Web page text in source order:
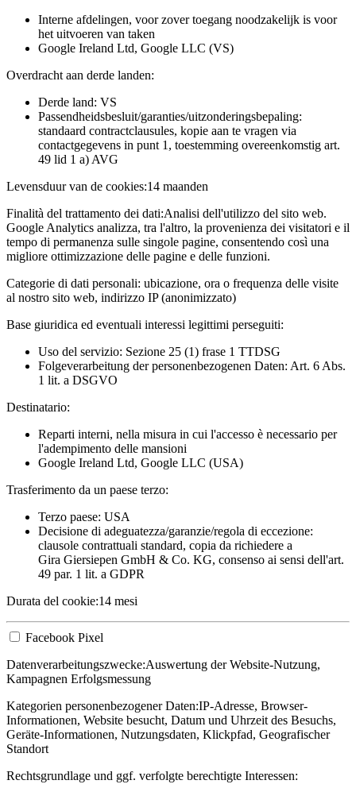
Interne afdelingen, voor zover toegang noodzakelijk is voor
het uitvoeren van taken
Google Ireland Ltd, Google LLC (VS)
Overdracht aan derde landen:
Derde land: VS
Passendheidsbesluit/garanties/uitzonderingsbepaling:
standaard contractclausules, kopie aan te vragen via
contactgegevens in punt 1, toestemming overeenkomstig art.
49 lid 1 a) AVG
Levensduur van de cookies:14 maanden
Finalità del trattamento dei dati:Analisi dell'utilizzo del sito web.
Google Analytics analizza, tra l'altro, la provenienza dei visitatori e il
tempo di permanenza sulle singole pagine, consentendo così una
migliore ottimizzazione delle pagine e delle funzioni.
Categorie di dati personali: ubicazione, ora o frequenza delle visite
al nostro sito web, indirizzo IP (anonimizzato)
Base giuridica ed eventuali interessi legittimi perseguiti:
Uso del servizio: Sezione 25 (1) frase 1 TTDSG
Folgeverarbeitung der personenbezogenen Daten: Art. 6 Abs.
1 lit. a DSGVO
Destinatario:
Reparti interni, nella misura in cui l'accesso è necessario per
l'adempimento delle mansioni
Google Ireland Ltd, Google LLC (USA)
Trasferimento da un paese terzo:
Terzo paese: USA
Decisione di adeguatezza/garanzie/regola di eccezione:
clausole contrattuali standard, copia da richiedere a
Gira Giersiepen GmbH & Co. KG, consenso ai sensi dell'art.
49 par. 1 lit. a GDPR
Durata del cookie:14 mesi
Facebook Pixel
Datenverarbeitungszwecke:Auswertung der Website-Nutzung,
Kampagnen Erfolgsmessung
Kategorien personenbezogener Daten:IP-Adresse, Browser-
Informationen, Website besucht, Datum und Uhrzeit des Besuchs,
Geräte-Informationen, Nutzungsdaten, Klickpfad, Geografischer
Standort
Rechtsgrundlage und ggf. verfolgte berechtigte Interessen: